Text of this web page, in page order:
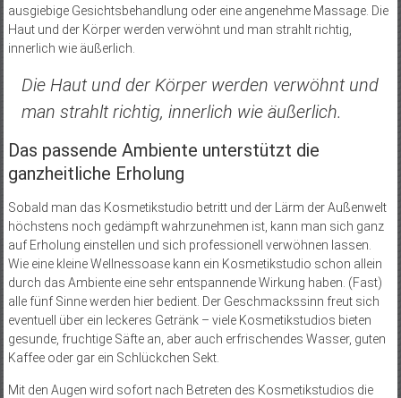
ausgiebige Gesichtsbehandlung oder eine angenehme Massage. Die
Haut und der Körper werden verwöhnt und man strahlt richtig,
innerlich wie äußerlich.
Die Haut und der Körper werden verwöhnt und
man strahlt richtig, innerlich wie äußerlich.
Das passende Ambiente unterstützt die
ganzheitliche Erholung
Sobald man das Kosmetikstudio betritt und der Lärm der Außenwelt
höchstens noch gedämpft wahrzunehmen ist, kann man sich ganz
auf Erholung einstellen und sich professionell verwöhnen lassen.
Wie eine kleine Wellnessoase kann ein Kosmetikstudio schon allein
durch das Ambiente eine sehr entspannende Wirkung haben. (Fast)
alle fünf Sinne werden hier bedient. Der Geschmackssinn freut sich
eventuell über ein leckeres Getränk – viele Kosmetikstudios bieten
gesunde, fruchtige Säfte an, aber auch erfrischendes Wasser, guten
Kaffee oder gar ein Schlückchen Sekt.
Mit den Augen wird sofort nach Betreten des Kosmetikstudios die